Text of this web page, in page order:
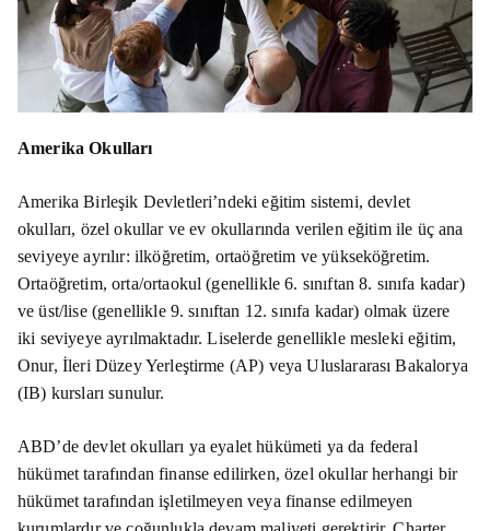
Amerika Okulları
Amerika Birleşik Devletleri’ndeki eğitim sistemi, devlet
okulları, özel okullar ve ev okullarında verilen eğitim ile üç ana
seviyeye ayrılır: ilköğretim, ortaöğretim ve yükseköğretim.
Ortaöğretim, orta/ortaokul (genellikle 6. sınıftan 8. sınıfa kadar)
ve üst/lise (genellikle 9. sınıftan 12. sınıfa kadar) olmak üzere
iki seviyeye ayrılmaktadır. Liselerde genellikle mesleki eğitim,
Onur, İleri Düzey Yerleştirme (AP) veya Uluslararası Bakalorya
(IB) kursları sunulur.
ABD’de devlet okulları ya eyalet hükümeti ya da federal
hükümet tarafından finanse edilirken, özel okullar herhangi bir
hükümet tarafından işletilmeyen veya finanse edilmeyen